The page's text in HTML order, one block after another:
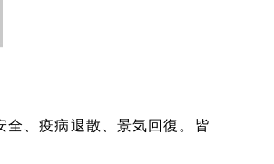
、疫病退散、景気回復。皆